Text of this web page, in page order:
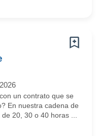
un contrato que se
En nuestra cadena de
20, 30 o 40 horas ...